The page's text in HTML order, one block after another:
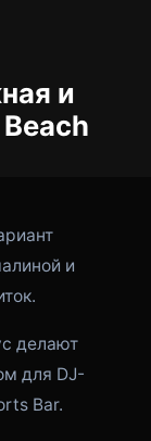
и
и
делают
для DJ-
Bar.